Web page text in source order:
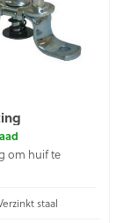
om huif te
staal